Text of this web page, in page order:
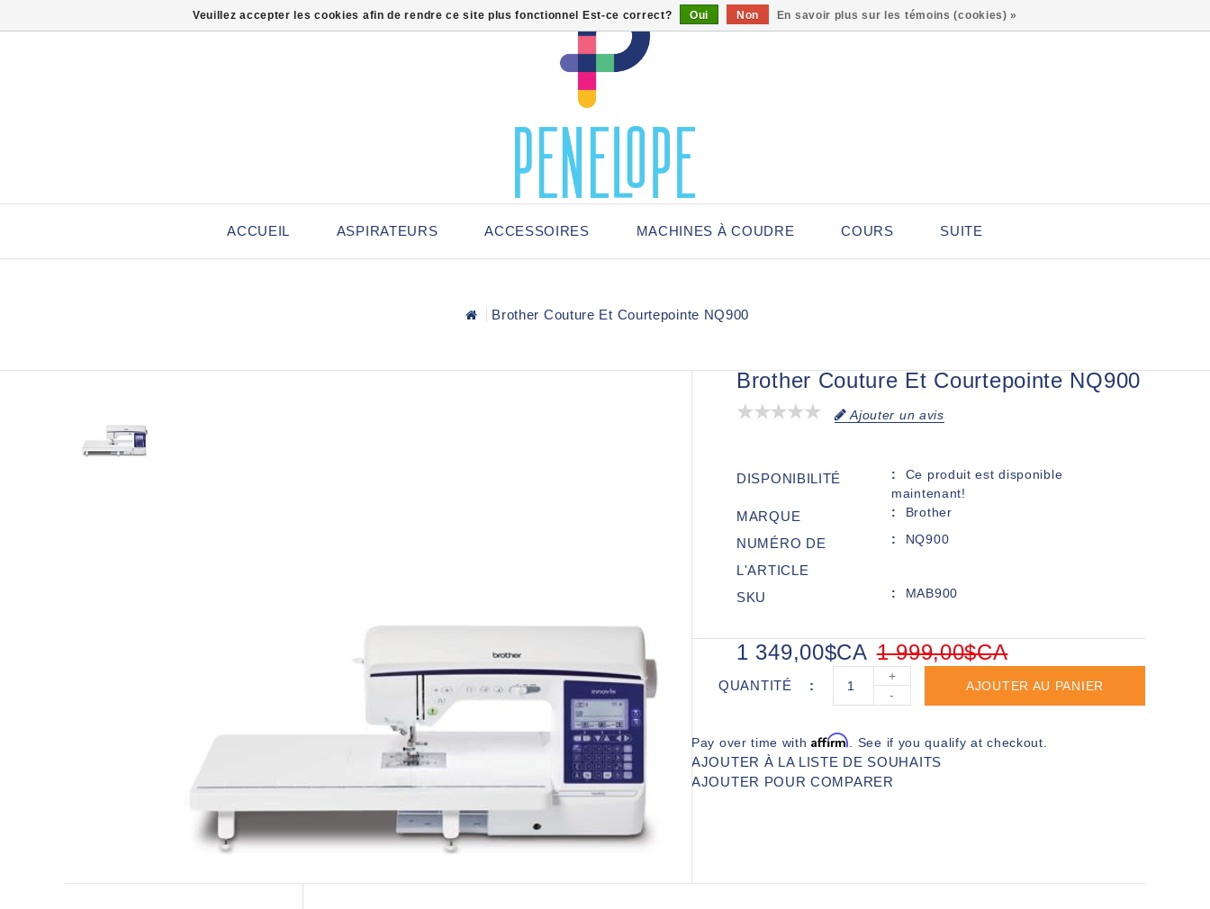
ACCUEIL ASPIRATEURS ACCESSOIRES MACHINES À COUDRE COURS SUITE
Brother Couture Et Courtepointe NQ900
Brother Couture Et Courtepointe NQ900
Ajouter un avis
DISPONIBILITÉ
Ce produit est disponible
maintenant!
MARQUE Brother
NUMÉRO DE
L'ARTICLE
NQ900
SKU MAB900
1 999,00$CA
1 349,00$CA
QUANTITÉ
+
-
AJOUTER AU PANIER
Pay over time withAffirm . See if you qualify at checkout.
AJOUTER À LA LISTE DE SOUHAITS
AJOUTER POUR COMPARER
Veuillez accepter les cookies afin de rendre ce site plus fonctionnel Est-ce correct? Oui Non En savoir plus sur les témoins (cookies) »